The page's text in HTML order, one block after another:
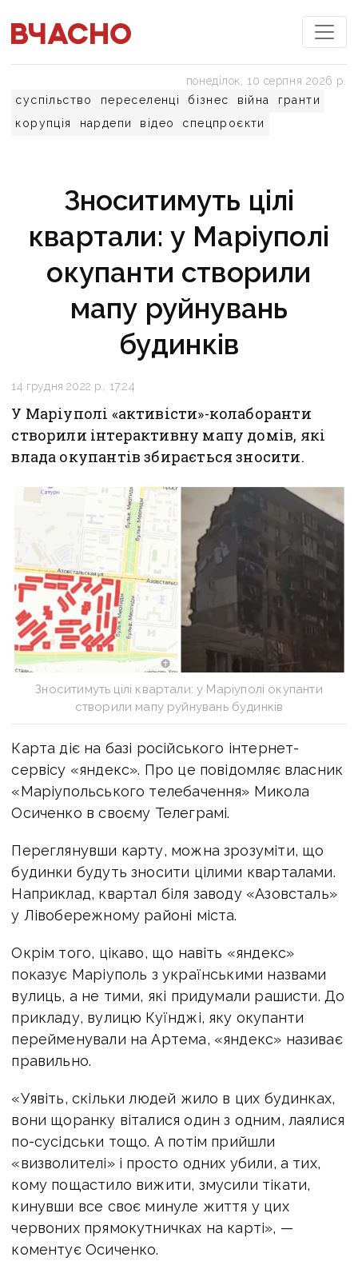
суспільство переселенці бізнес війна
гранти
корупція
нардепи відео спецпроєкти
понеділок, 10 серпня 2026 р.
Зноситимуть цілі
квартали: у Маріуполі
окупанти створили
мапу руйнувань
будинків
14 грудня 2022 р., 17:24
У Маріуполі «активісти»-колаборанти
створили інтерактивну мапу домів, які
влада окупантів збирається зносити.
Зноситимуть цілі квартали: у Маріуполі окупанти
створили мапу руйнувань будинків
Карта діє на базі російського інтернет-
сервісу «яндекс». Про це повідомляє власник
«Маріупольського телебачення» Микола
Осиченко в своєму Телеграмі.
Переглянувши карту, можна зрозуміти, що
будинки будуть зносити цілими кварталами.
Наприклад, квартал біля заводу «Азовсталь»
у Лівобережному районі міста.
Окрім того, цікаво, що навіть «яндекс»
показує Маріуполь з українськими назвами
вулиць, а не тими, які придумали рашисти. До
прикладу, вулицю Куїнджі, яку окупанти
перейменували на Артема, «яндекс» називає
правильно.
«Уявіть, скільки людей жило в цих будинках,
вони щоранку віталися один з одним, лаялися
по-сусідськи тощо. А потім прийшли
«визволителі» і просто одних убили, а тих,
кому пощастило вижити, змусили тікати,
кинувши все своє минуле життя у цих
червоних прямокутничках на карті», —
коментує Осиченко.